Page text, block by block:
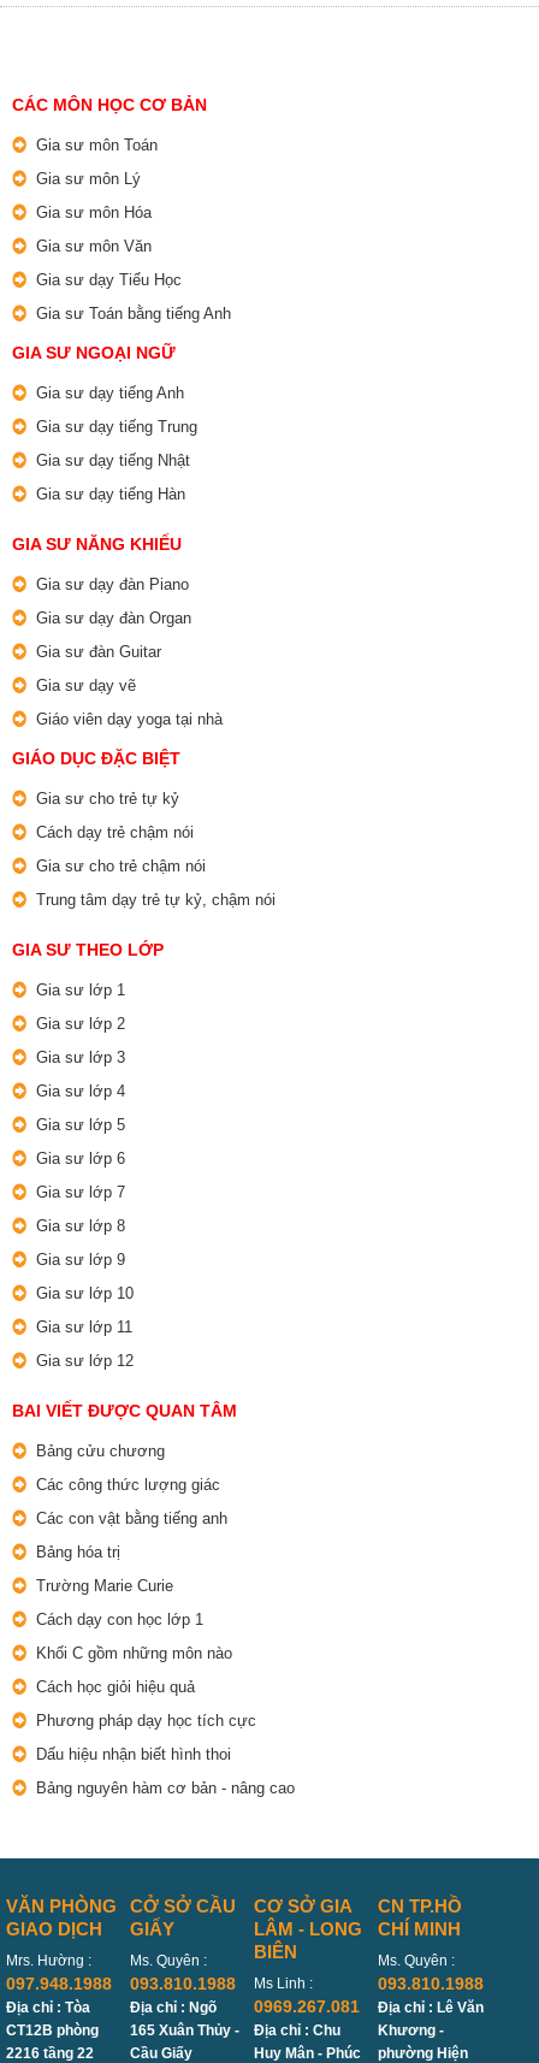
CÁC MÔN HỌC CƠ BẢN
Gia sư môn Toán
Gia sư môn Lý
Gia sư môn Hóa
Gia sư môn Văn
Gia sư dạy Tiểu Học
Gia sư Toán bằng tiếng Anh
GIA SƯ NGOẠI NGỮ
Gia sư dạy tiếng Anh
Gia sư dạy tiếng Trung
Gia sư dạy tiếng Nhật
Gia sư dạy tiếng Hàn
GIA SƯ NĂNG KHIẾU
Gia sư dạy đàn Piano
Gia sư dạy đàn Organ
Gia sư đàn Guitar
Gia sư dạy vẽ
Giáo viên dạy yoga tại nhà
GIÁO DỤC ĐẶC BIỆT
Gia sư cho trẻ tự kỷ
Cách dạy trẻ chậm nói
Gia sư cho trẻ chậm nói
Trung tâm dạy trẻ tự kỷ, chậm nói
GIA SƯ THEO LỚP
Gia sư lớp 1
Gia sư lớp 2
Gia sư lớp 3
Gia sư lớp 4
Gia sư lớp 5
Gia sư lớp 6
Gia sư lớp 7
Gia sư lớp 8
Gia sư lớp 9
Gia sư lớp 10
Gia sư lớp 11
Gia sư lớp 12
BAI VIẾT ĐƯỢC QUAN TÂM
Bảng cửu chương
Các công thức lượng giác
Các con vật bằng tiếng anh
Bảng hóa trị
Trường Marie Curie
Cách dạy con học lớp 1
Khối C gồm những môn nào
Cách học giỏi hiệu quả
Phương pháp dạy học tích cực
Dấu hiệu nhận biết hình thoi
Bảng nguyên hàm cơ bản - nâng cao
VĂN PHÒNG
GIAO DỊCH
Mrs. Hường :
097.948.1988
Địa chỉ : Tòa
CT12B phòng
2216 tầng 22
CỞ SỞ CẦU
GIẤY
Ms. Quyên :
093.810.1988
Địa chỉ : Ngõ
165 Xuân Thủy -
Cầu Giấy
CƠ SỞ GIA
LÂM - LONG
BIÊN
Ms Linh :
0969.267.081
Địa chỉ : Chu
Huy Mân - Phúc
CN TP.HỒ
CHÍ MINH
Ms. Quyên :
093.810.1988
Địa chỉ : Lê Văn
Khương -
phường Hiện